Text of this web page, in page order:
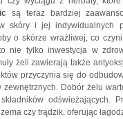
są teraz bardziej
skóry i jej indywidualnych
o skórze wrażliwej, co
to nie tylko inwestycja w
żeli zawierają także
przyczynia się do
zewnętrznych. Dobór żelu
odświeżających.
czy trądzik, oferując